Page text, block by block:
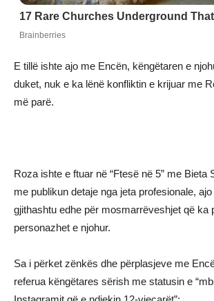
E tillë ishte ajo me Encën, këngëtaren e
duket, nuk e ka lënë konfliktin e krijuar me
më parë.
Roza ishte e ftuar në “Ftesë në 5” me Bieta
me publikun detaje nga jeta profesionale,
gjithashtu edhe për mosmarrëveshjet që ka
personazhet e njohur.
Sa i përket zënkës dhe përplasjeve me
referua këngëtares sërish me statusin e